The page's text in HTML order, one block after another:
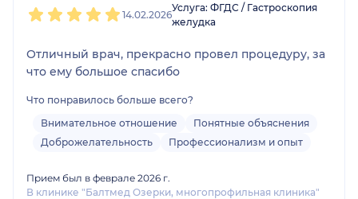
14.02.2026
Услуга: ФГДС / Гастроскопия
желудка
Отличный врач, прекрасно провел процедуру, за
что ему большое спасибо
Что понравилось больше всего?
Внимательное отношение
Понятные объяснения
Доброжелательность
Профессионализм и опыт
Прием был в феврале 2026 г.
В клинике "Балтмед Озерки, многопрофильная клиника"